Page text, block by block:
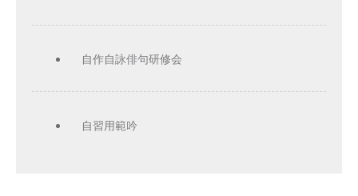
自作自詠俳句研修会
自習用範吟